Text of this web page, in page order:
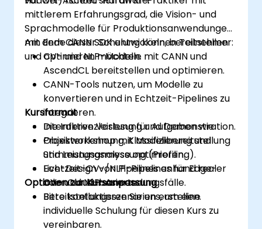
mittlerem Erfahrungsgrad, die Vision- und
Sprachmodelle für Produktionsanwendungen
mit dem CANN SDK entwickeln, bereitstellen
und optimieren möchten.
Am Ende dieser Schulung können Teilnehmer:
CV- und NLP-Modelle mit CANN und
AscendCL bereitstellen und optimieren.
CANN-Tools nutzen, um Modelle zu
konvertieren und in Echtzeit-Pipelines zu
integrieren.
Die Inferenzleistung für Aufgaben wie
Objekterkennung, Klassifizierung und
Stimmungsanalyse optimieren.
Echtzeit-CV-/NLP-Pipelines für Edge-
oder Cloud-basierte
Bereitstellungsszenarien erstellen.
Kursformat
Interaktive Vorlesung und Demonstration.
Praxisworkshop mit Modellbereitstellung
und Leistungsmessung (Profiling).
Live-Design von Pipelines anhand realer
CV- und NLP-Anwendungsfälle.
Optionen zur Kursanpassung
Bitte kontaktieren Sie uns, um eine
individuelle Schulung für diesen Kurs zu
vereinbaren.